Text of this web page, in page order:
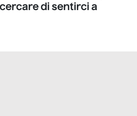
di sentirci a